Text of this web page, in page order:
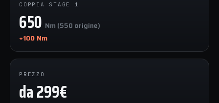
COPPIA STAGE 1
650 Nm (550 origine)
+100 Nm
PREZZO
da 299€